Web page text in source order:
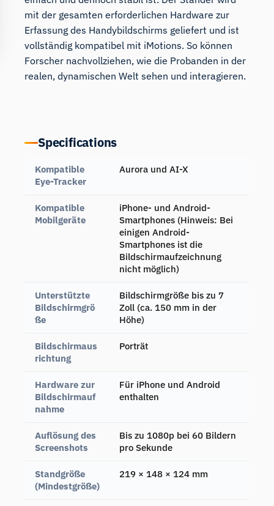
mit der gesamten erforderlichen Hardware zur
Erfassung des Handybildschirms geliefert und ist
vollständig kompatibel mit iMotions. So können
Forscher nachvollziehen, wie die Probanden in der
realen, dynamischen Welt sehen und interagieren.
Specifications
Kompatible
Eye-Tracker
Aurora und AI-X
Kompatible
Mobilgeräte
iPhone- und Android-
Smartphones (Hinweis: Bei
einigen Android-
Smartphones ist die
Bildschirmaufzeichnung
nicht möglich)
Unterstützte
Bildschirmgrö
ße
Bildschirmgröße bis zu 7
Zoll (ca. 150 mm in der
Höhe)
Bildschirmaus
richtung
Porträt
Hardware zur
Bildschirmauf
nahme
Für iPhone und Android
enthalten
Auflösung des
Screenshots
Bis zu 1080p bei 60 Bildern
pro Sekunde
Standgröße
(Mindestgröße)
219 × 148 × 124 mm